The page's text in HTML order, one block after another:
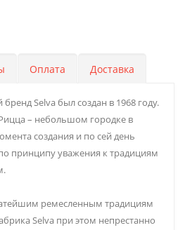
Оплата Доставка
Selva был создан в 1968 году.
– небольшом городке в
создания и по сей день
принципу уважения к традициям
ремесленным традициям
Selva при этом непрестанно